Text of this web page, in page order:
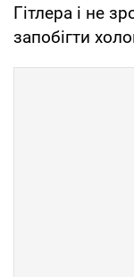
Гітлера і не
запобігти